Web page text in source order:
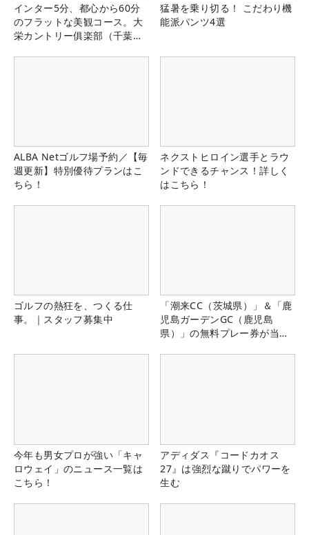
インター5分、都心から60分
のフラットな美観コース。大
栄カントリー俱楽部（千葉
猛暑を乗り切る！ こだわり機
能派パンツ4選
ALBA Netゴルフ場予約／【毎
週更新】特別優待プランはこ
ちら！
ネクストヒロイン選手とラウ
ンドできるチャンス！詳しく
はこちら！
ゴルフの熱狂を、つくる仕
事。｜スタッフ募集中
「潮来CC（茨城県）」＆「鹿
児島ガーデンGC（鹿児島
県）」の無料プレー券が当た
今年も男女プロが強い「キャ
ロウェイ」のニュース一覧は
こちら！
アディダス『コードカオス
27』は強烈な蹴りでパワーを
生む